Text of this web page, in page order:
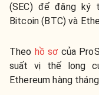
(SEC) để đăng ký
Bitcoin (BTC) và
Theo hồ sơ của
suất vị thế long
Ethereum hàng